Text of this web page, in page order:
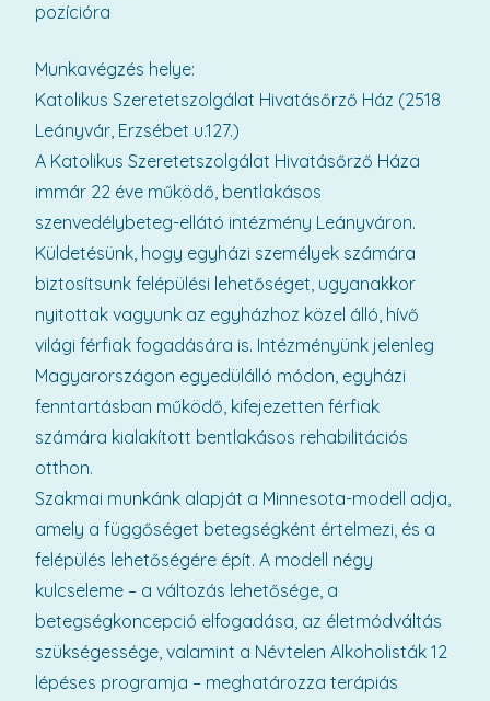
pozícióra
Munkavégzés helye:
Katolikus Szeretetszolgálat Hivatásőrző Ház (2518
Leányvár, Erzsébet u.127.)
A Katolikus Szeretetszolgálat Hivatásőrző Háza
immár 22 éve működő, bentlakásos
szenvedélybeteg-ellátó intézmény Leányváron.
Küldetésünk, hogy egyházi személyek számára
biztosítsunk felépülési lehetőséget, ugyanakkor
nyitottak vagyunk az egyházhoz közel álló, hívő
világi férfiak fogadására is. Intézményünk jelenleg
Magyarországon egyedülálló módon, egyházi
fenntartásban működő, kifejezetten férfiak
számára kialakított bentlakásos rehabilitációs
otthon.
Szakmai munkánk alapját a Minnesota-modell adja,
amely a függőséget betegségként értelmezi, és a
felépülés lehetőségére épít. A modell négy
kulcseleme – a változás lehetősége, a
betegségkoncepció elfogadása, az életmódváltás
szükségessége, valamint a Névtelen Alkoholisták 12
lépéses programja – meghatározza terápiás